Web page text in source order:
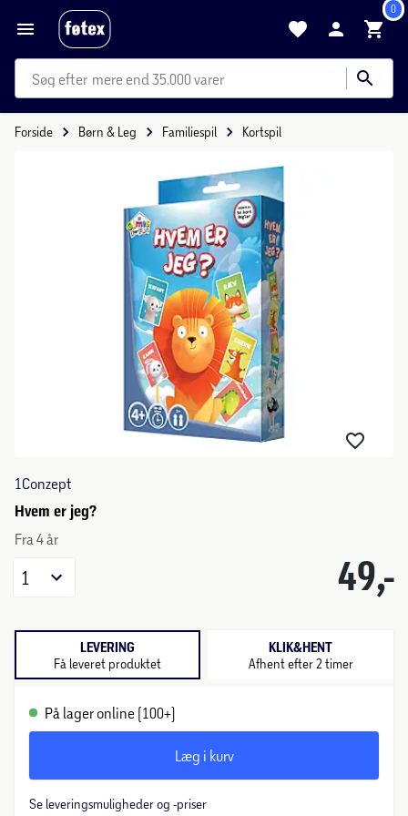
0
mere end 35.000 varer
Forside Børn & Leg Familiespil Kortspil
1Conzept
Hvem er jeg?
Fra 4 år
49,-
1
LEVERING
Få leveret produktet
KLIK&HENT
Afhent efter 2 timer
På lager online (100+)
Læg i kurv
Se leveringsmuligheder og -priser